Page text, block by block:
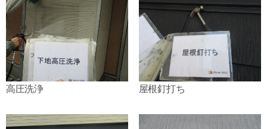
高圧洗浄 屋根釘打ち